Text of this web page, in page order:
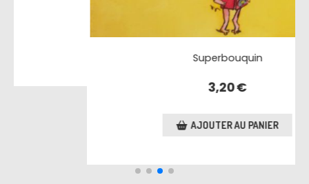
Grrick
AJOUTER AU PANIER